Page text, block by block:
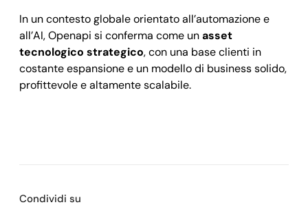
In un contesto globale orientato all’automazione e
all’AI, Openapi si conferma come unasset
tecnologico strategico, con una base clienti in
costante espansione e un modello di business solido,
profittevole e altamente scalabile.
Condividi su